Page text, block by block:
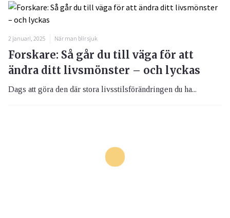
2 januari, 2025 När man blir sjuk
Forskare: Så går du till väga för att
ändra ditt livsmönster – och lyckas
Dags att göra den där stora livsstilsförändringen du ha...